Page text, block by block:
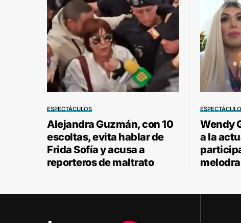
ESPECTÁCULOS
Alejandra Guzmán, con 10
escoltas, evita hablar de
Frida Sofía y acusa a
reporteros de maltrato
Wendy
a la